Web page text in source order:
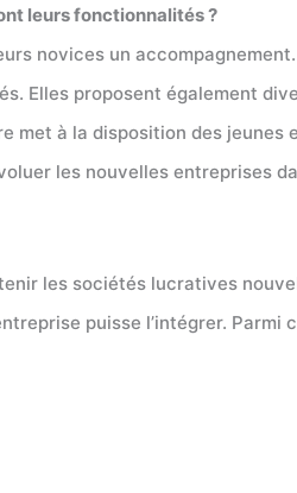
leurs fonctionnalités ?
novices un
Elles proposent également
met à la disposition des
les nouvelles entreprises
les sociétés lucratives
puisse l’intégrer.